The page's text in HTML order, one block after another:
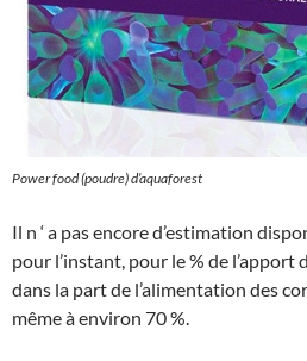
Power food (poudre) d’aquaforest
Il n ‘ a pas encore d’estimation
pour l’instant, pour le % de
dans la part de l’alimentation des
même à environ 70 %.